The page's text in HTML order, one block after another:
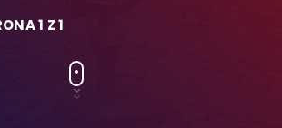
1 Z 1